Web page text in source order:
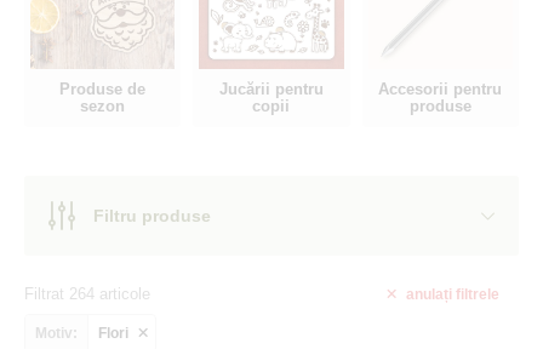
Produse de
sezon
Jucării pentru
copii
Accesorii pentru
produse
Filtru produse
anulați filtrele
Filtrat 264 articole
Motiv: Flori